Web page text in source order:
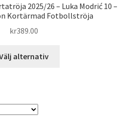
2025/26 – Luka Modrić 10 –
Kortärmad Fotbollströja
kr389.00
alternativ